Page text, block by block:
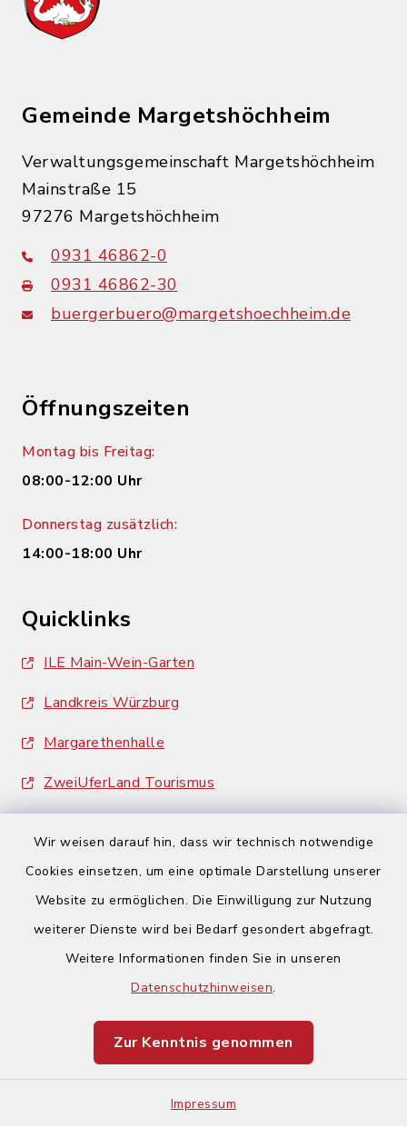
Wir weisen darauf hin, dass wir technisch notwendige
Cookies einsetzen, um eine optimale Darstellung unserer
Website zu ermöglichen. Die Einwilligung zur Nutzung
weiterer Dienste wird bei Bedarf gesondert abgefragt.
Weitere Informationen finden Sie in unseren
Datenschutzhinweisen.
Zur Kenntnis genommen
Impressum
Gemeinde Margetshöchheim
Verwaltungsgemeinschaft Margetshöchheim
Mainstraße 15
97276 Margetshöchheim
0931 46862-0
0931 46862-30
buergerbuero@margetshoechheim.de
Öffnungszeiten
Montag bis Freitag:
08:00-12:00 Uhr
Donnerstag zusätzlich:
14:00-18:00 Uhr
Quicklinks
ILE Main-Wein-Garten
Landkreis Würzburg
Margarethenhalle
ZweiUferLand Tourismus
Barrierefreiheit
Impressum
Sitemap